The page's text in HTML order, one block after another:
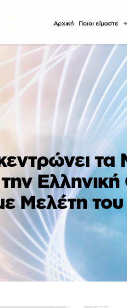
Αρχική Ποιοι είμαστε
τα
Ελληνική
Μελέτη του